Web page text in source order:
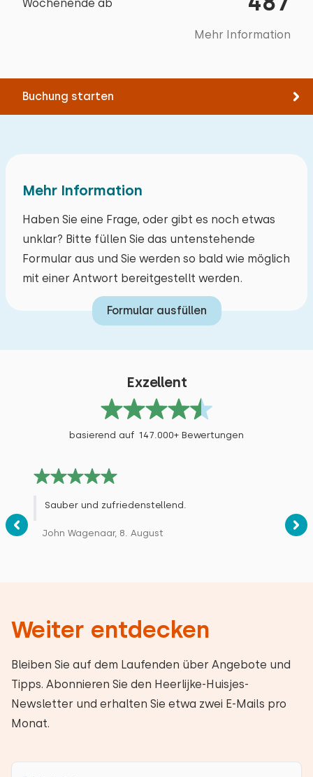
Wochenende ab
Mehr Information
Buchung starten
Mehr Information
Haben Sie eine Frage, oder gibt es noch etwas
unklar? Bitte füllen Sie das untenstehende
Formular aus und Sie werden so bald wie möglich
mit einer Antwort bereitgestellt werden.
Formular ausfüllen
Original anzeigen
Haus war sehr gut ausgestattet; im Schrank
vergessen. Holz für den Kaminofen gab es
gegen eine kleine Gebühr. Die Umgebung und
die Nähe zu Luxemburg haben uns sehr gut
gefallen, sodass wir auch dorthin gefahren sind.
Alle Bewertungen
Exzellent
basierend auf 147.000+ Bewertungen
Sauber und zufriedenstellend.
John Wagenaar, 8. August
Weiter entdecken
Bleiben Sie auf dem Laufenden über Angebote und
Tipps. Abonnieren Sie den Heerlijke-Huisjes-
Newsletter und erhalten Sie etwa zwei E-Mails pro
Monat.